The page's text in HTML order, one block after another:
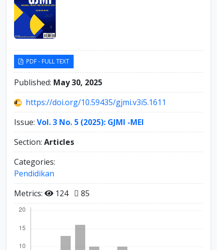
PDF - FULL TEXT
Published: May 30, 2025
https://doi.org/10.59435/gjmi.v3i5.1611
Issue: Vol. 3 No. 5 (2025): GJMI -MEI
Section: Articles
Categories:
Pendidikan
Metrics:
124 85